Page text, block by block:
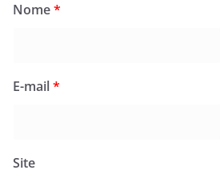
Nome*
E-mail*
Site